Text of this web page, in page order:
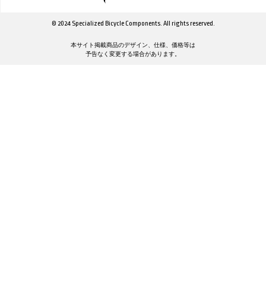
© 2024 Specialized Bicycle Components. All rights reserved.
本サイト掲載商品のデザイン、仕様、価格等は
予告なく変更する場合があります。